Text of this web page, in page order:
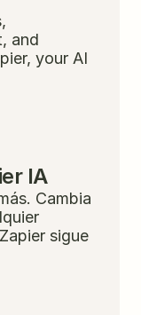
and
your AI
IA
Cambia
sigue